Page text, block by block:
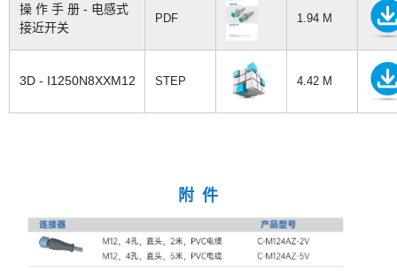
操 作 手 册 - 电感式
接近开关
PDF 1.94 M
3D - I1250N8XXM12 STEP 4.42 M
附 件